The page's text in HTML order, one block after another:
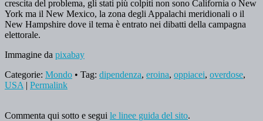
crescita del problema, gli stati più colpiti non sono California o New
York ma il New Mexico, la zona degli Appalachi meridionali o il
New Hampshire dove il tema è entrato nei dibatti della campagna
elettorale.
Immagine da pixabay
Categorie: Mondo • Tag: dipendenza, eroina, oppiacei, overdose,
USA | Permalink
Commenta qui sotto e segui le linee guida del sito.